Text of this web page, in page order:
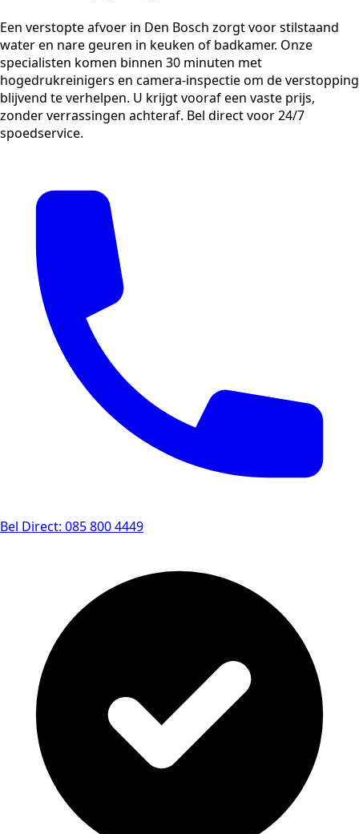
Een verstopte afvoer in Den Bosch zorgt voor stilstaand
water en nare geuren in keuken of badkamer. Onze
specialisten komen binnen 30 minuten met
hogedrukreinigers en camera-inspectie om de verstopping
blijvend te verhelpen. U krijgt vooraf een vaste prijs,
zonder verrassingen achteraf. Bel direct voor 24/7
spoedservice.
Bel Direct: 085 800 4449